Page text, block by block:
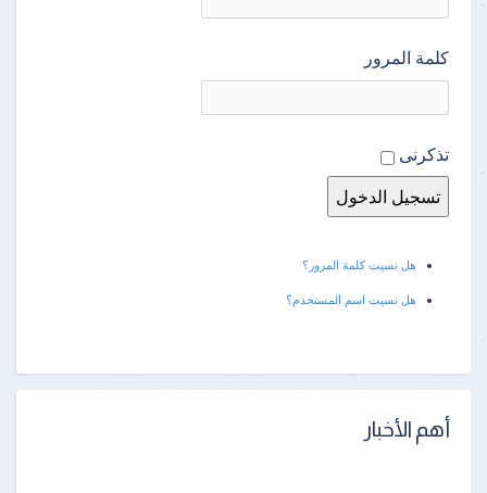
كلمة المرور
تذكرنى
هل نسيت كلمة المرور؟
هل نسيت اسم المستخدم؟
أهم الأخبار